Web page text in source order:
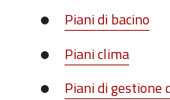
Piani di bacino
Piani clima
Piani di